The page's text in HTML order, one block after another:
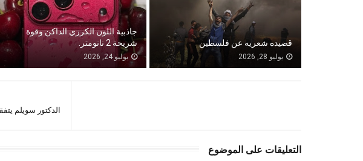
قصيده شعريه عن فلسطين
يوليو 28, 2026
جاذبية اللون الكرزي الداكن وقوة
شريحة 2 نانومتر.
يوليو 24, 2026
الدكتور سويلم
التعليقات على الموضوع